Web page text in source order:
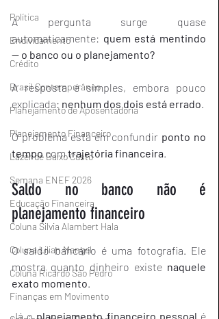
Política
Endividamento
Crédito
Brasil Contemporâneo
Planejamento de Aposentadoria
Planejamento Financeiro
Lazer de Baixo Custo
Semana ENEF 2026
Educação Financeira
Coluna Silvia Alambert Hala
Coluna Lilian Mengel
Coluna Ricardo São Pedro
Finanças em Movimento
A pergunta surge quase
automaticamente: quem está mentindo
— o banco ou o planejamento?
A resposta é simples, embora pouco
explicada: nenhum dos dois está errado.
O problema está em confundir ponto no
tempo com trajetória financeira.
Saldo no banco não é
planejamento financeiro
O saldo bancário é uma fotografia. Ele
mostra quanto dinheiro existe naquele
exato momento.
Já o planejamento financeiro pessoal é